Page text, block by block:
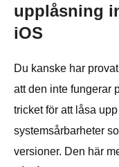
upplåsning
iOS
Du kanske har
att den inte fungerar
tricket för att låsa
systemsårbarheter
versioner. Den här